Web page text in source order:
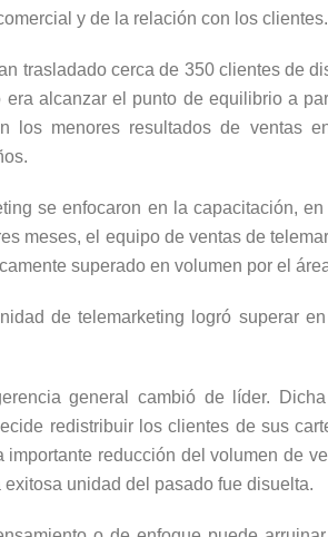
y de la relación con los clientes.
trasladado cerca de 350 clientes de
alcanzar el punto de equilibrio a
los menores resultados de ventas
se enfocaron en la capacitación,
meses, el equipo de ventas de
superado en volumen por el
de telemarketing logró superar
general cambió de líder.
redistribuir los clientes de sus
importante reducción del volumen de
unidad del pasado fue disuelta.